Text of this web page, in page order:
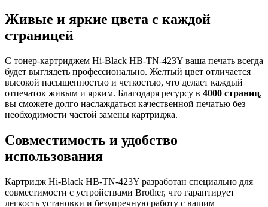
Живые и яркие цвета с каждой
страницей
С тонер-картриджем Hi-Black HB-TN-423Y ваша печать всегда
будет выглядеть профессионально. Желтый цвет отличается
высокой насыщенностью и четкостью, что делает каждый
отпечаток живым и ярким. Благодаря ресурсу в 4000 страниц,
вы сможете долго наслаждаться качественной печатью без
необходимости частой замены картриджа.
Совместимость и удобство
использования
Картридж Hi-Black HB-TN-423Y разработан специально для
совместимости с устройствами Brother, что гарантирует
легкость установки и безупречную работу с вашим